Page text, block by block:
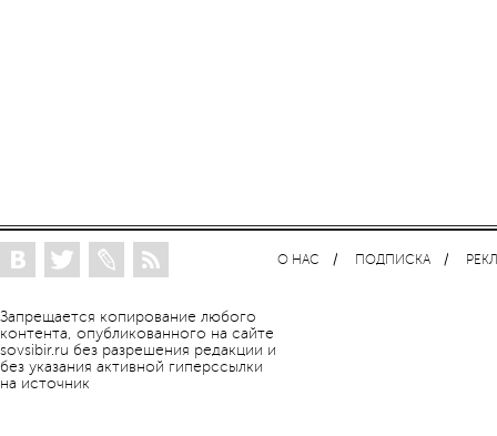
Запрещается копирование любого
контента, опубликованного на сайте
sovsibir.ru без разрешения редакции и
без указания активной гиперссылки
на источник
О НАС ПОДПИСКА